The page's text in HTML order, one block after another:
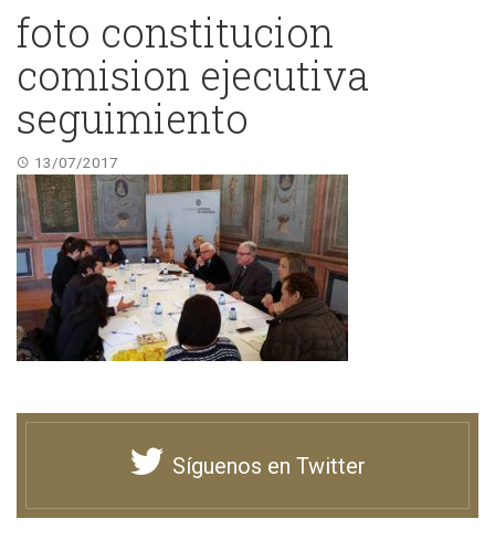
foto constitucion
comision ejecutiva
seguimiento
13/07/2017
Síguenos en Twitter